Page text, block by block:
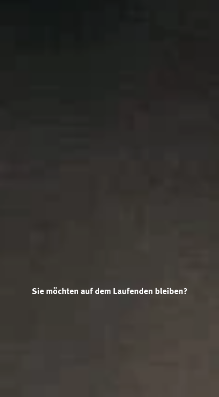
Sie möchten auf dem Laufenden bleiben?